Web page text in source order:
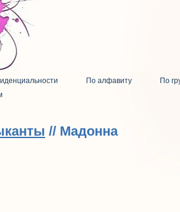
По алфавиту
По
// Мадонна